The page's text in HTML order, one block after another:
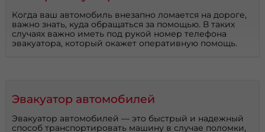
Когда ваш автомобиль внезапно ломается на дороге,
важно знать, куда обращаться за помощью. В таких
случаях важно иметь под рукой номер телефона
эвакуатора, который окажет оперативную помощь.
Эвакуатор автомобилей
Эвакуатор автомобилей — это быстрый и надежный
способ транспортировать машину в случае поломки,